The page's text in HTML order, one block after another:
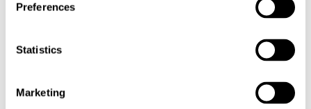
Preferences
Statistics
Marketing
Pour accéder aux niveaux supérieurs de ce
parmi tous les stimuli présents, ce qui nécessitera notre
balayage visuel. La pratique de ce jeu nous permet de
capacité cognitive est fondamentale pour notre vie
quotidienne, car elle peut nous aider à détecter rapidement et